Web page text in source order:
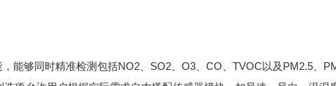
能够同时精准检测包括NO2、SO2、O3、CO、TVOC以及PM2.5、